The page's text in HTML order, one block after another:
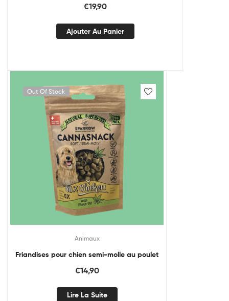
€19,90
Ajouter Au Panier
Out Of Stock
Animaux
Friandises pour chien semi-molle au poulet
€14,90
Lire La Suite